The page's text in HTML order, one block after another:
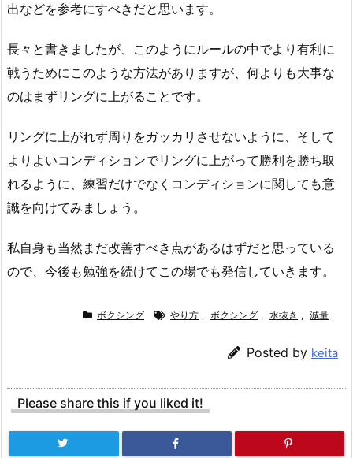
出などを参考にすべきだと思います。
長々と書きましたが、このようにルールの中でより有利に
戦うためにこのような方法がありますが、何よりも大事な
のはまずリングに上がることです。
リングに上がれず周りをガッカリさせないように、そして
よりよいコンディションでリングに上がって勝利を勝ち取
れるように、練習だけでなくコンディションに関しても意
識を向けてみましょう。
私自身も当然まだ改善すべき点があるはずだと思っている
ので、今後も勉強を続けてこの場でも発信していきます。
ボクシング やり方 , ボクシング , 水抜き , 減量
Posted by keita
Please share this if you liked it!